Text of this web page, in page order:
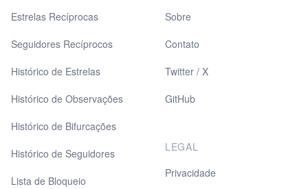
Estrelas Recíprocas
Seguidores Recíprocos
Histórico de Estrelas
Histórico de Observações
Histórico de Bifurcações
Histórico de Seguidores
Lista de Bloqueio
Sobre
Contato
Twitter / X
GitHub
LEGAL
Privacidade